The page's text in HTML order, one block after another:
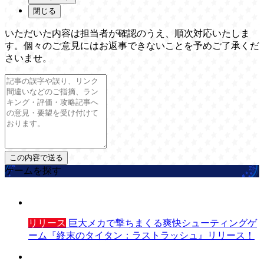
閉じる
いただいた内容は担当者が確認のうえ、順次対応いたしま
す。個々のご意見にはお返事できないことを予めご了承くだ
さいませ。
ゲームを探す
リリース 巨大メカで撃ちまくる爽快シューティングゲ
ーム『終末のタイタン：ラストラッシュ』リリース！